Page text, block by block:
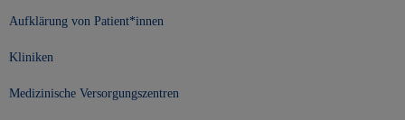
Aufklärung von Patient*innen
Kliniken
Medizinische Versorgungszentren